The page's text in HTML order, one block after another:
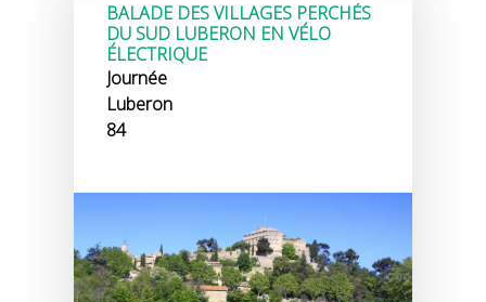
BALADE DES VILLAGES PERCHÉS
DU SUD LUBERON EN VÉLO
ÉLECTRIQUE
Journée
Luberon
84